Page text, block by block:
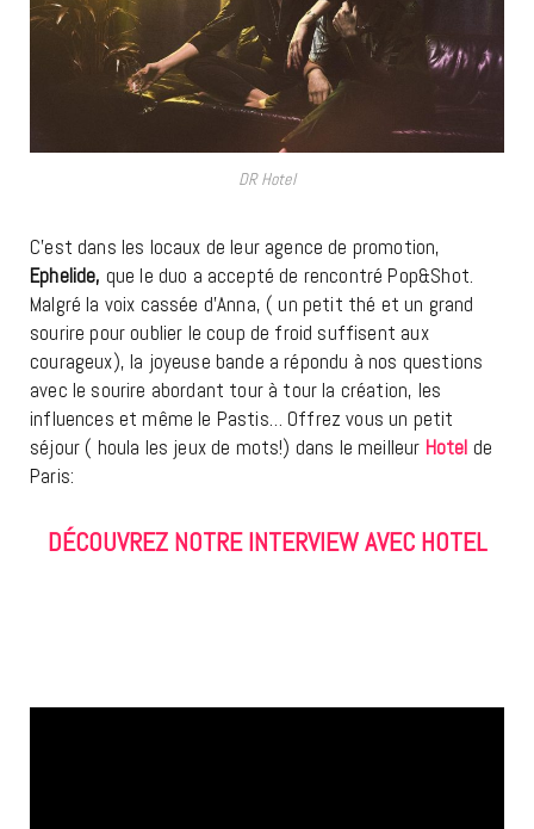
DR Hotel
C’est dans les locaux de leur agence de promotion,
Ephelide, que le duo a accepté de rencontré Pop&Shot.
Malgré la voix cassée d’Anna, ( un petit thé et un grand
sourire pour oublier le coup de froid suffisent aux
courageux), la joyeuse bande a répondu à nos questions
avec le sourire abordant tour à tour la création, les
influences et même le Pastis… Offrez vous un petit
séjour ( houla les jeux de mots!) dans le meilleur Hotel de
Paris:
DÉCOUVREZ NOTRE INTERVIEW AVEC HOTEL